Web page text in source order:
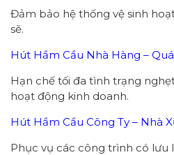
Đảm bảo hệ thống vệ sinh
sẽ.
Hút Hầm Cầu Nhà Hàng –
Hạn chế tối đa tình trạng
hoạt động kinh doanh.
Hút Hầm Cầu Công Ty – Nhà
Phục vụ các công trình có lưu